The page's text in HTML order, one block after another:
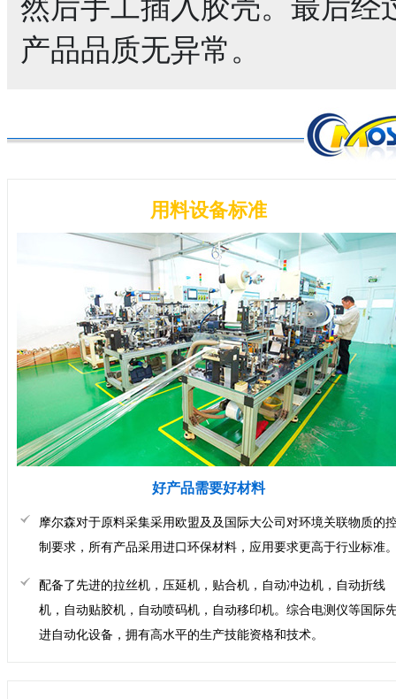
然后手工插入胶壳。最后经
产品品质无异常。
用料设备标准
好产品需要好材料
摩尔森对于原料采集采用欧盟及及国际大公司对环境关联物质的
制要求，所有产品采用进口环保材料，应用要求更高于行业标准
配备了先进的拉丝机，压延机，贴合机，自动冲边机，自动折线
机，自动贴胶机，自动喷码机，自动移印机。综合电测仪等国际
进自动化设备，拥有高水平的生产技能资格和技术。